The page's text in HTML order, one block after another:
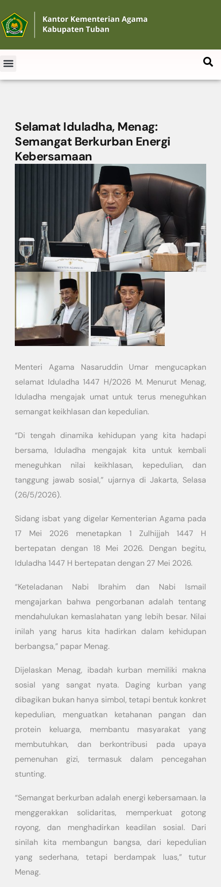
Selamat Iduladha, Menag:
Semangat Berkurban Energi
Kebersamaan
Menteri Agama Nasaruddin Umar mengucapkan
selamat Iduladha 1447 H/2026 M. Menurut Menag,
Iduladha mengajak umat untuk terus meneguhkan
semangat keikhlasan dan kepedulian.
“Di tengah dinamika kehidupan yang kita hadapi
bersama, Iduladha mengajak kita untuk kembali
meneguhkan nilai keikhlasan, kepedulian, dan
tanggung jawab sosial,” ujarnya di Jakarta, Selasa
(26/5/2026).
Sidang isbat yang digelar Kementerian Agama pada
17 Mei 2026 menetapkan 1 Zulhijjah 1447 H
bertepatan dengan 18 Mei 2026. Dengan begitu,
Iduladha 1447 H bertepatan dengan 27 Mei 2026.
“Keteladanan Nabi Ibrahim dan Nabi Ismail
mengajarkan bahwa pengorbanan adalah tentang
mendahulukan kemaslahatan yang lebih besar. Nilai
inilah yang harus kita hadirkan dalam kehidupan
berbangsa,” papar Menag.
Dijelaskan Menag, ibadah kurban memiliki makna
sosial yang sangat nyata. Daging kurban yang
dibagikan bukan hanya simbol, tetapi bentuk konkret
kepedulian, menguatkan ketahanan pangan dan
protein keluarga, membantu masyarakat yang
membutuhkan, dan berkontribusi pada upaya
pemenuhan gizi, termasuk dalam pencegahan
stunting.
“Semangat berkurban adalah energi kebersamaan. Ia
menggerakkan solidaritas, memperkuat gotong
royong, dan menghadirkan keadilan sosial. Dari
sinilah kita membangun bangsa, dari kepedulian
yang sederhana, tetapi berdampak luas,” tutur
Menag.